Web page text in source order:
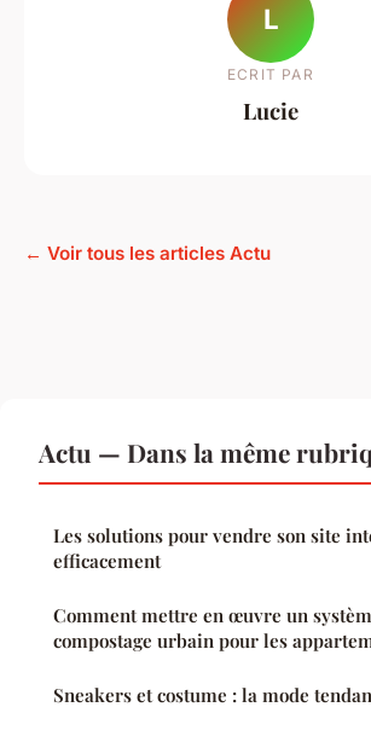
L
ECRIT PAR
Lucie
← Voir tous les articles Actu
Actu — Dans la même
Les solutions pour vendre son site
efficacement
Comment mettre en œuvre un
compostage urbain pour les
Sneakers et costume : la mode